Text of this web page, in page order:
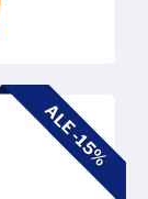
ALE -15%